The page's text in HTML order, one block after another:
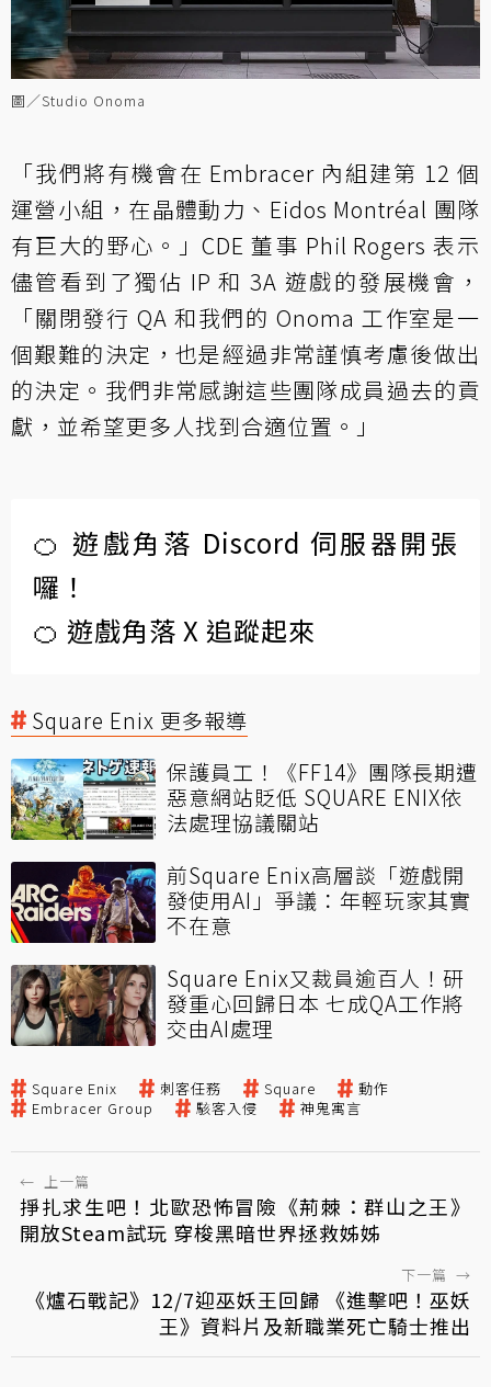
圖／Studio Onoma
「我們將有機會在 Embracer 內組建第 12 個
運營小組，在晶體動力、Eidos Montréal 團隊
有巨大的野心。」CDE 董事 Phil Rogers 表示
儘管看到了獨佔 IP 和 3A 遊戲的發展機會，
「關閉發行 QA 和我們的 Onoma 工作室是一
個艱難的決定，也是經過非常謹慎考慮後做出
的決定。我們非常感謝這些團隊成員過去的貢
獻，並希望更多人找到合適位置。」
🍊 遊戲角落 Discord 伺服器開張
囉！
🍊 遊戲角落 X 追蹤起來
Square Enix 更多報導
保護員工！《FF14》團隊長期遭
惡意網站貶低 SQUARE ENIX依
法處理協議關站
前Square Enix高層談「遊戲開
發使用AI」爭議：年輕玩家其實
不在意
Square Enix又裁員逾百人！研
發重心回歸日本 七成QA工作將
交由AI處理
Square Enix 刺客任務 Square
動作
Embracer Group
駭客入侵 神鬼寓言
← 上一篇
掙扎求生吧！北歐恐怖冒險《荊棘：群山之王》
開放Steam試玩 穿梭黑暗世界拯救姊姊
下一篇 →
《爐石戰記》12/7迎巫妖王回歸 《進擊吧！巫妖
王》資料片及新職業死亡騎士推出